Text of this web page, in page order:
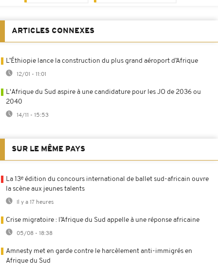
ARTICLES CONNEXES
L’Éthiopie lance la construction du plus grand aéroport d’Afrique
12/01 - 11:01
L'Afrique du Sud aspire à une candidature pour les JO de 2036 ou
2040
14/11 - 15:53
SUR LE MÊME PAYS
La 13ᵉ édition du concours international de ballet sud-africain ouvre
la scène aux jeunes talents
Il y a 17 heures
Crise migratoire : l’Afrique du Sud appelle à une réponse africaine
05/08 - 18:38
Amnesty met en garde contre le harcèlement anti-immigrés en
Afrique du Sud